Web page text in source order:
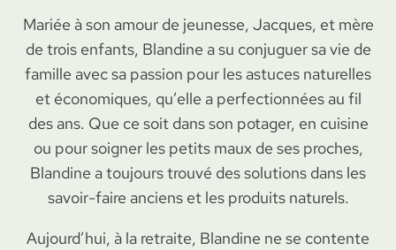
Mariée à son amour de jeunesse, Jacques, et mère
de trois enfants, Blandine a su conjuguer sa vie de
famille avec sa passion pour les astuces naturelles
et économiques, qu’elle a perfectionnées au fil
des ans. Que ce soit dans son potager, en cuisine
ou pour soigner les petits maux de ses proches,
Blandine a toujours trouvé des solutions dans les
savoir-faire anciens et les produits naturels.
Aujourd’hui, à la retraite, Blandine ne se contente